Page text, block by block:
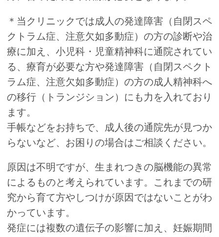
＊当クリニックでは成人の発達障害（自閉スペ
クトラム症、注意欠如多動症）の方の診断や治
療に加え、小児科・児童精神科に通院されてい
る、療育が必要な方や発達障害（自閉スペクト
ラム症、注意欠如多動症）の方の成人精神科へ
の移行（トランジション）にも力を入れており
ます。
手帳などをお持ちで、成人後の通院先が見つか
らないなど、お困りの場合はご相談ください。
原因は不明ですが、生まれつきの脳機能の異常
によるものと考えられています。これまでの研
究から育て方やしつけが原因ではないことがわ
かっています。
発症には複数の遺伝子の影響に加え、妊娠期間